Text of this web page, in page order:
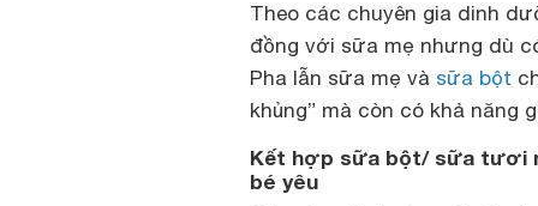
Theo các chuyên gia dinh
đồng với sữa mẹ nhưng dù
Pha lẫn sữa mẹ và sữa bột
khủng” mà còn có khả năng
Kết hợp sữa bột/ sữa tươi
bé yêu